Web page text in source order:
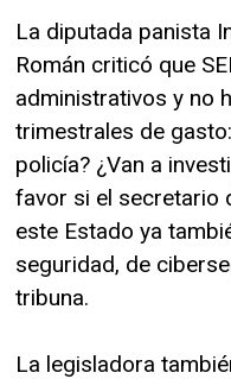
La diputada panista
Román criticó que
administrativos y no
trimestrales de
policía? ¿Van a
favor si el secretario
este Estado ya
seguridad, de
tribuna.
La legisladora